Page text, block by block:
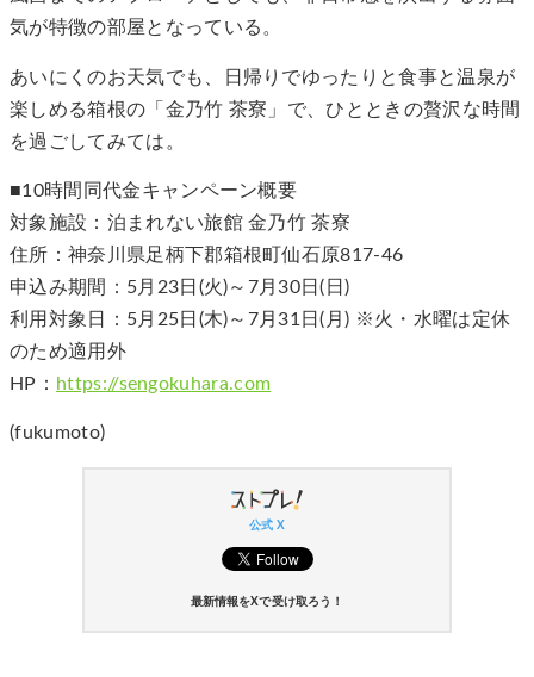
気が特徴の部屋となっている。
あいにくのお天気でも、日帰りでゆったりと食事と温泉が
楽しめる箱根の「金乃竹 茶寮」で、ひとときの贅沢な時間
を過ごしてみては。
■10時間同代金キャンペーン概要
対象施設：泊まれない旅館 金乃竹 茶寮
住所：神奈川県足柄下郡箱根町仙石原817-46
申込み期間：5月23日(火)～7月30日(日)
利用対象日：5月25日(木)～7月31日(月) ※火・水曜は定休
のため適用外
HP： https://sengokuhara.com
(fukumoto)
公式 X
最新情報をXで受け取ろう！